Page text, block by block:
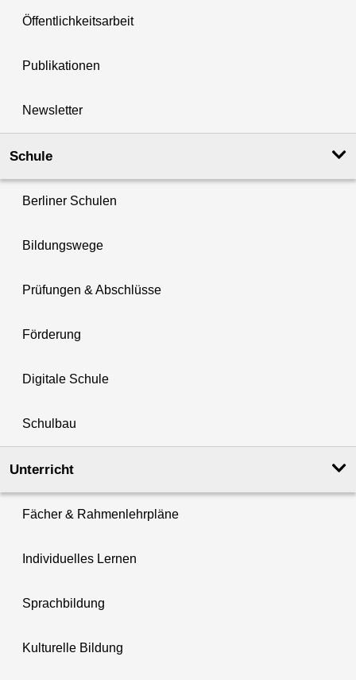
Öffentlichkeitsarbeit
Publikationen
Newsletter
Schule
Berliner Schulen
Bildungswege
Prüfungen & Abschlüsse
Förderung
Digitale Schule
Schulbau
Unterricht
Fächer & Rahmenlehrpläne
Individuelles Lernen
Sprachbildung
Kulturelle Bildung